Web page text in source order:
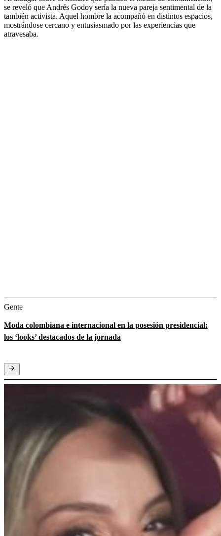
se reveló que Andrés Godoy sería la nueva pareja sentimental de la
también activista. Aquel hombre la acompañó en distintos espacios,
mostrándose cercano y entusiasmado por las experiencias que
atravesaba.
Gente
Moda colombiana e internacional en la posesión presidencial:
los ‘looks’ destacados de la jornada